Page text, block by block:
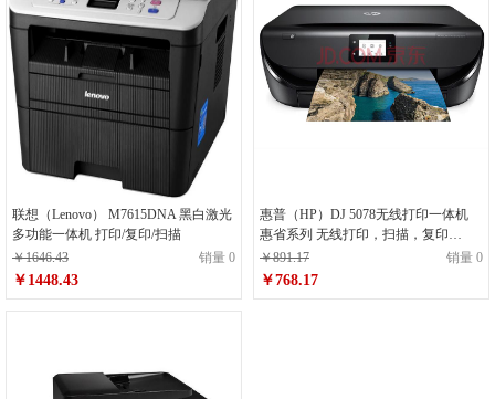
联想（Lenovo） M7615DNA 黑白激光
多功能一体机 打印/复印/扫描
￥1646.43
销量 0
￥1448.43
惠普（HP）DJ 5078无线打印一体机
惠省系列 无线打印，扫描，复印
（4538升级型号）
￥891.17 销量 0
￥768.17